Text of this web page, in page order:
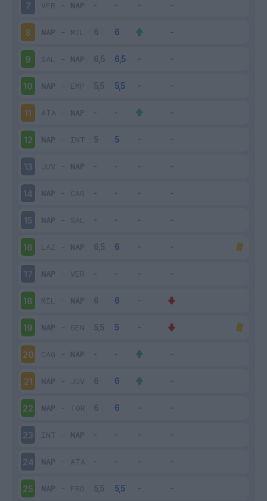
7 VER - NAP
8 NAP - MIL
9 SAL - NAP
10 NAP - EMP
11 ATA - NAP
12 NAP - INT
13 JUV - NAP
14 NAP - CAG
15 NAP - SAL
16 LAZ - NAP
17 NAP - VER
18 MIL - NAP
19 NAP - GEN
20 CAG - NAP
21 NAP - JUV
22 NAP - TOR
23 INT - NAP
24 NAP - ATA
25 NAP - FRO